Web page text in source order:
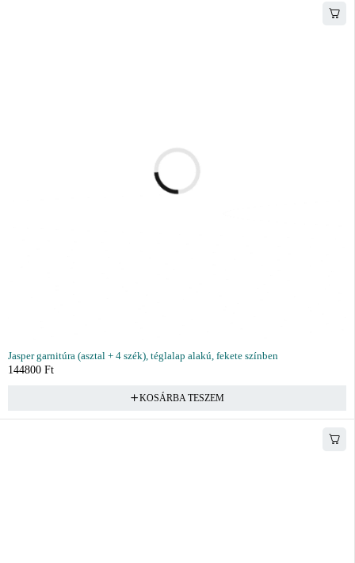
Jasper garnitúra (asztal + 4 szék), téglalap alakú, fekete színben
144800 Ft
KOSÁRBA TESZEM